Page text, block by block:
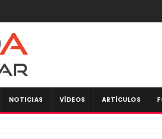
NOTICIAS VÍDEOS ARTÍCULOS